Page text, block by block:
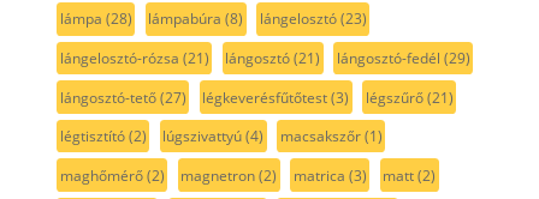
lámpa (28) lámpabúra (8) lángelosztó(23)
lángelosztó-rózsa (21) lángosztó(21) lángosztó-fedél (29)
lángosztó-tető(27) légkeverésfűtőtest(3) légszűrő(21)
légtisztító(2) lúgszivattyú(4) macsakszőr(1)
maghőmérő(2) magnetron(2) matrica (3) matt(2)